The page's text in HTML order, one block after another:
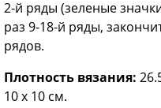
2-й ряды (зеленые
раз 9-18-й ряды,
рядов.
Плотность вязания:
10 х 10 см.